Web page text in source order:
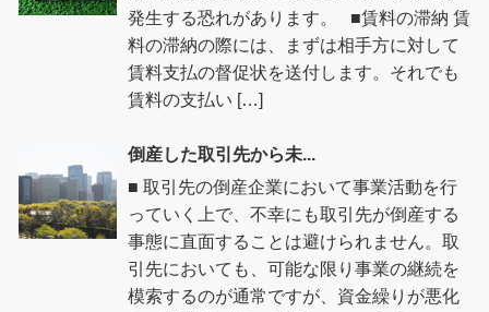
発生する恐れがあります。 ■賃料の滞納 賃
料の滞納の際には、まずは相手方に対して
賃料支払の督促状を送付します。それでも
賃料の支払い […]
倒産した取引先から未...
■ 取引先の倒産企業において事業活動を行
っていく上で、不幸にも取引先が倒産する
事態に直面することは避けられません。取
引先においても、可能な限り事業の継続を
模索するのが通常ですが、資金繰りが悪化